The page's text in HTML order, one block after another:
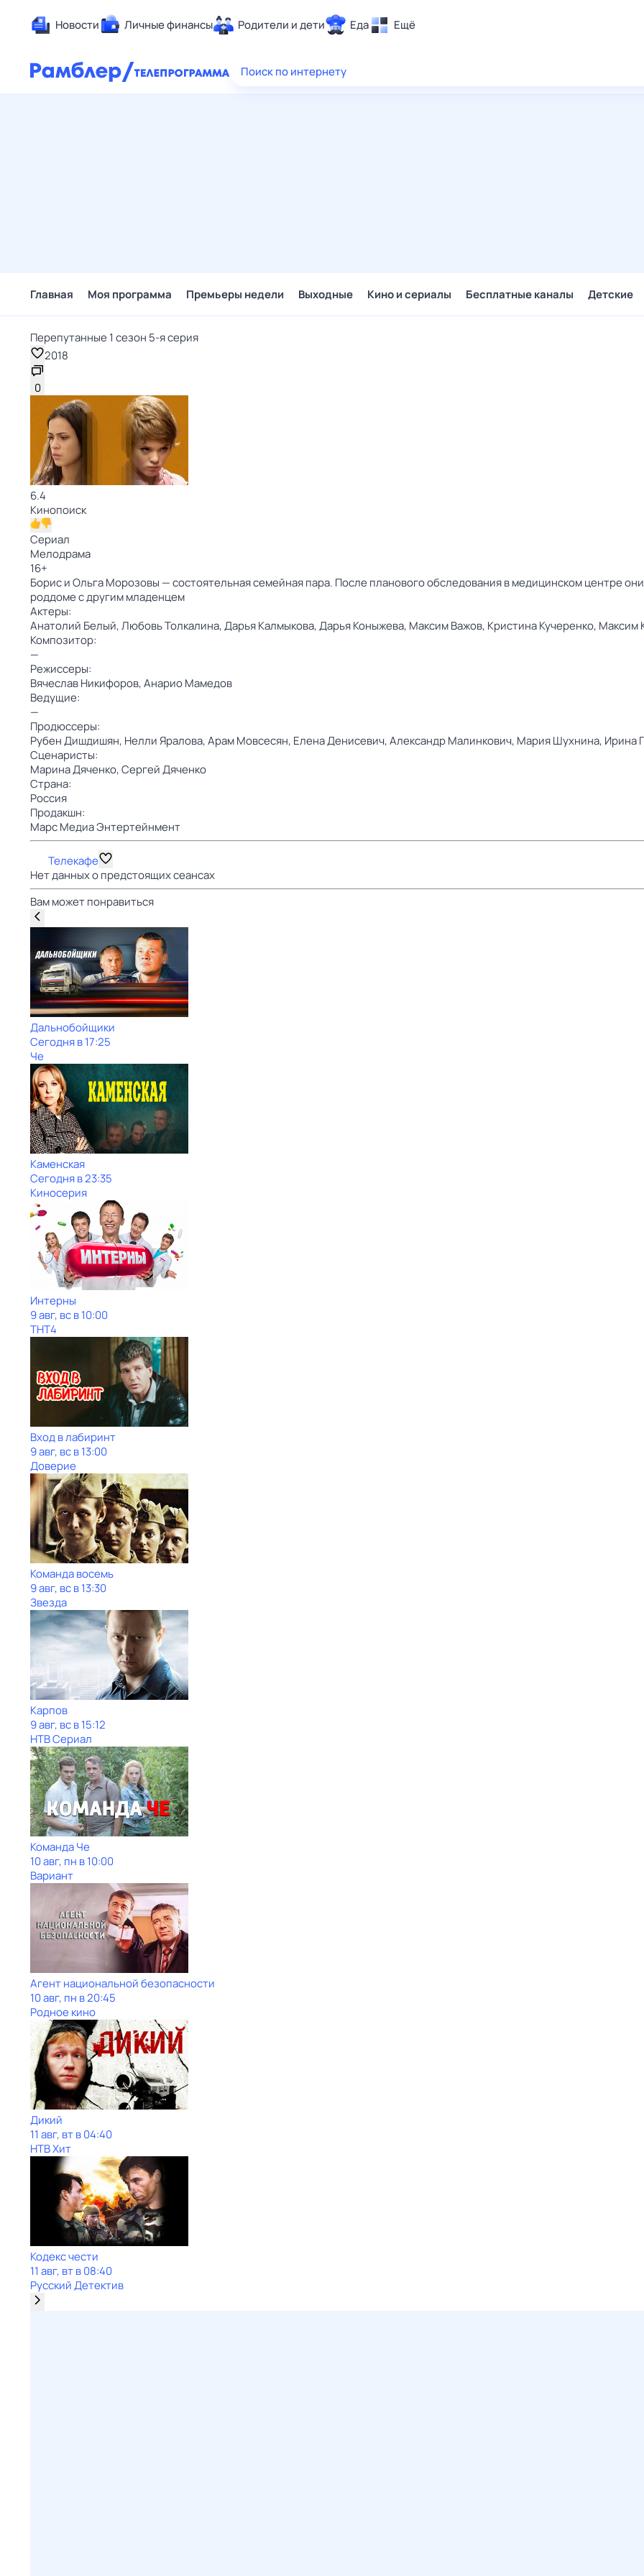
Новости Личные финансы Родители и дети Еда Ещё
Здоровье
Поиск по интернету
Главная Моя программа Премьеры недели Выходные Кино и сериалы Бесплатные каналы Детские
Перепутанные 1 сезон 5-я серия
2018
0
6.4
Кинопоиск
Сериал
Мелодрама
16+
Борис и Ольга Морозовы — состоятельная семейная пара. После планового обследования в медицинском центре
роддоме с другим младенцем
Актеры:
Анатолий Белый,Любовь Толкалина,Дарья Калмыкова,Дарья Коныжева, Максим Важов, Кристина Кучеренко, Максим
Композитор:
—
Режиссеры:
Вячеслав Никифоров,Анарио Мамедов
Ведущие:
—
Продюссеры:
Рубен Дишдишян, Нелли Яралова,Арам Мовсесян, Елена Денисевич,Александр Малинкович, Мария Шухнина, Ирина
Сценаристы:
Марина Дяченко,Сергей Дяченко
Страна:
Россия
Продакшн:
Марс Медиа Энтертейнмент
Телекафе
Нет данных о предстоящих сеансах
Вам может понравиться
Дальнобойщики
Сегодня в 17:25
Че
Каменская
Сегодня в 23:35
Киносерия
Интерны
9 авг, вс в 10:00
ТНТ4
Вход в лабиринт
9 авг, вс в 13:00
Доверие
Команда восемь
9 авг, вс в 13:30
Звезда
Карпов
9 авг, вс в 15:12
НТВ Сериал
Команда Че
10 авг, пн в 10:00
Вариант
Агент национальной безопасности
10 авг, пн в 20:45
Родное кино
Дикий
11 авг, вт в 04:40
НТВ Хит
Кодекс чести
11 авг, вт в 08:40
Русский Детектив